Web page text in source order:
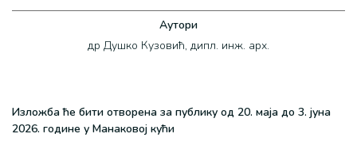
Аутори
др Душко Кузовић, дипл. инж. арх.
Изложба ће бити отворена за публику од 20. маја до 3. јуна
2026. године у Манаковој кући